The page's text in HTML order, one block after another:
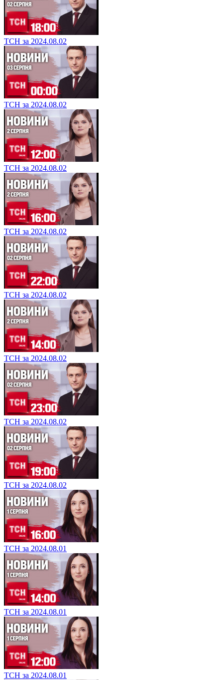
ТСН за 2024.08.02
ТСН за 2024.08.02
ТСН за 2024.08.02
ТСН за 2024.08.02
ТСН за 2024.08.02
ТСН за 2024.08.02
ТСН за 2024.08.02
ТСН за 2024.08.02
ТСН за 2024.08.01
ТСН за 2024.08.01
ТСН за 2024.08.01